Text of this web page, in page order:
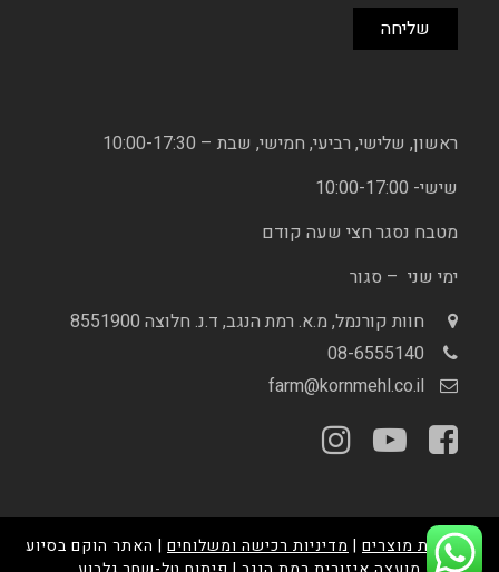
ראשון, שלישי, רביעי, חמישי, שבת – 10:00-17:30
שישי- 10:00-17:00
מטבח נסגר חצי שעה קודם
ימי שני – סגור
חוות קורנמל, מ.א. רמת הנגב, ד.נ. חלוצה 8551900
08-6555140
farm@kornmehl.co.il
מדיניות מוצרים |מדיניות רכישה ומשלוחים | האתר הוקם בסיוע